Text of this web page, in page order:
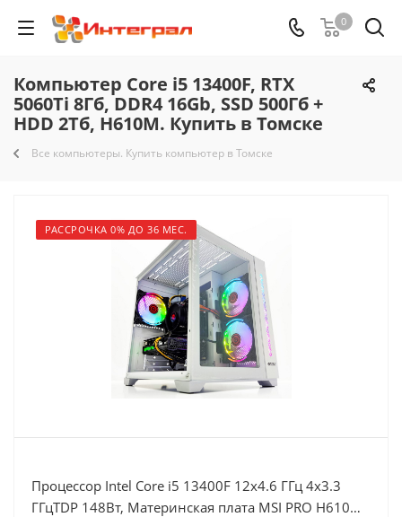
0
Компьютер Core i5 13400F, RTX
5060Ti 8Гб, DDR4 16Gb, SSD 500Гб +
HDD 2Тб, H610M. Купить в Томске
Все компьютеры. Купить компьютер в Томске
РАССРОЧКА 0% ДО 36 МЕС.
Процессор Intel Core i5 13400F 12x4.6 ГГц 4x3.3
ГГцTDP 148Вт, Материнская плата MSI PRO H610M-